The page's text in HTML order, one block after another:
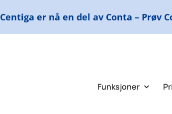
Centiga er nå en del av Conta – Prøv
Funksjoner